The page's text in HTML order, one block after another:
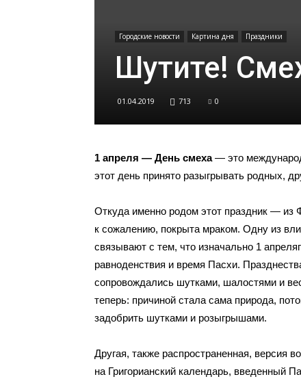
Городские новости Картина дня Праздники
Шутите!
01.04.2019 713 0
1 апреля — День смеха— это
этот день принято разыгрывать родных,
Откуда именно родом этот праздник — из
к сожалению, покрыта мраком. Одну из
связывают с тем, что изначально 1 апреля
равноденствия и время Пасхи.
сопровождались шутками, шалостями и
теперь: причиной стала сама природа,
задобрить шутками и розыгрышами.
Другая, также распространенная, версия
на Григорианский календарь, введенный